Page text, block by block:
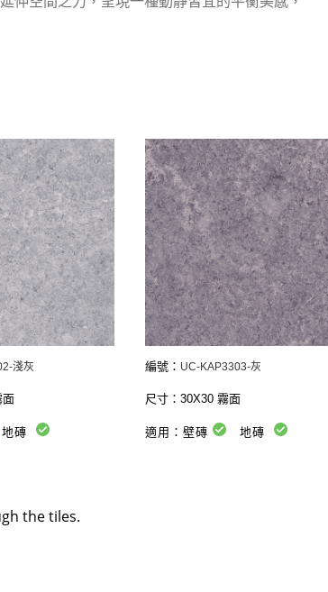
淺灰
面
地磚
編號： UC-KAP3303-灰
尺寸：30X30 霧面
適用：壁磚 地磚
the tiles.